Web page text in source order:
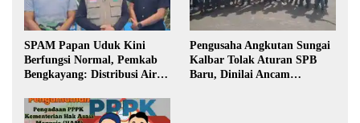
SPAM Papan Uduk Kini
Berfungsi Normal, Pemkab
Bengkayang: Distribusi Air
Warga
Pengusaha Angkutan Sungai
Kalbar Tolak Aturan SPB
Baru, Dinilai Ancam